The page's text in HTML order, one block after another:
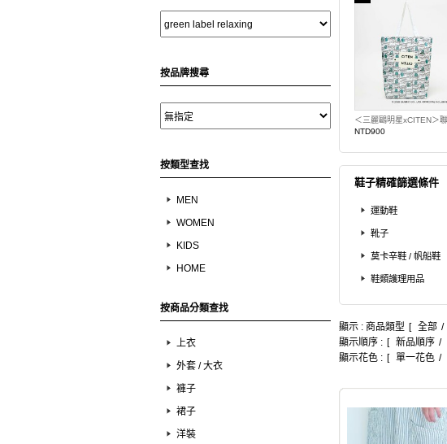
按品牌搜尋
按類型查找
MEN
WOMEN
KIDS
HOME
按商品分類查找
上衣
外套 / 大衣
褲子
裙子
洋裝
NTD900
鞋子精確篩選條件
運動鞋
靴子
莫卡辛鞋 / 帆船鞋
鞋類護理用品
顯示 : 商品類型 [ 全部 /
顯示順序 : [ 新品順序 /
顯示花色 : [ 單一花色 /